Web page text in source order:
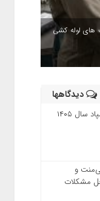
های لوله کشی
دیدگاهها
نتیجه آزمون ورودی سمپاد سال ۱۴۰۵
و
مشکلات